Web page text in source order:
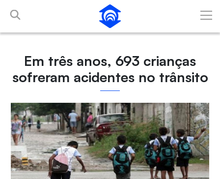
Pular para o Conteúdo principal
Em três anos, 693 crianças
sofreram acidentes no trânsito